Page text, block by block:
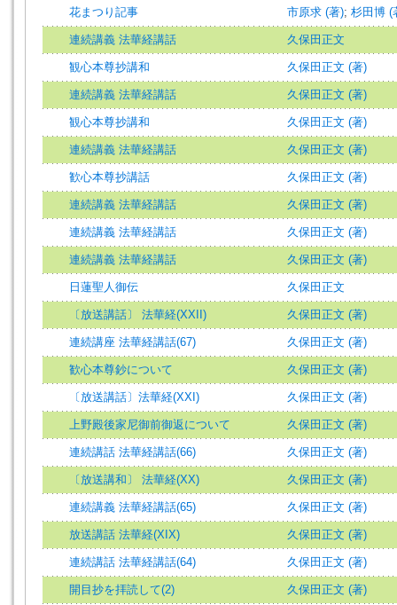
花まつり記事 市原求 (著); 杉田博 (
連続講義 法華経講話 久保田正文
観心本尊抄講和 久保田正文 (著)
連続講義 法華経講話 久保田正文 (著)
観心本尊抄講和 久保田正文 (著)
連続講義 法華経講話 久保田正文 (著)
歓心本尊抄講話 久保田正文 (著)
連続講義 法華経講話 久保田正文 (著)
連続講義 法華経講話 久保田正文 (著)
連続講義 法華経講話 久保田正文 (著)
日蓮聖人御伝 久保田正文
〔放送講話〕 法華経(XXII) 久保田正文 (著)
連続講座 法華経講話(67) 久保田正文 (著)
歓心本尊鈔について 久保田正文 (著)
〔放送講話〕法華経(XXI) 久保田正文 (著)
上野殿後家尼御前御返について 久保田正文 (著)
連続講話 法華経講話(66) 久保田正文 (著)
〔放送講和〕 法華経(XΧ) 久保田正文 (著)
連続講義 法華経講話(65) 久保田正文 (著)
放送講話 法華経(XIX) 久保田正文 (著)
連続講話 法華経講話(64) 久保田正文 (著)
開目抄を拝読して(2) 久保田正文 (著)